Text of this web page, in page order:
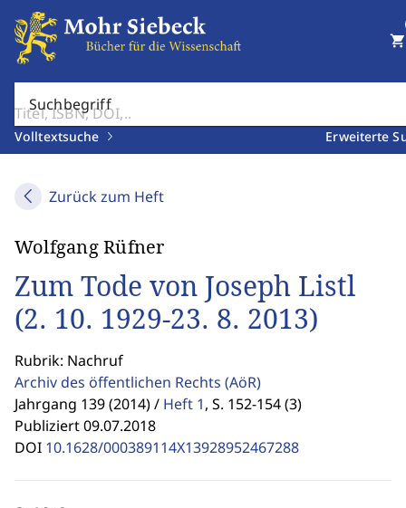
Suchbegriff
Volltextsuche Erweiterte
shopping_cart
Zurück zum Heft
Wolfgang Rüfner
Zum Tode von Joseph Listl
(2. 10. 1929-23. 8. 2013)
Rubrik: Nachruf
Archiv des öffentlichen Rechts (AöR)
Jahrgang 139 (2014) / Heft 1, S. 152-154 (3)
Publiziert 09.07.2018
DOI 10.1628/000389114X13928952467288